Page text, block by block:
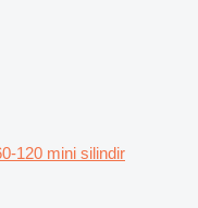
120 mini silindir